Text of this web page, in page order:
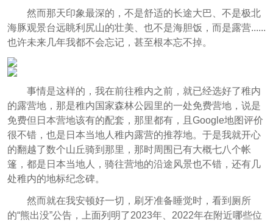
然而那天印象最深的，不是舒适的长途大巴、不是极北
海豚观景台远眺利尻山的壮美、也不是海胆饭，而是露营......
也许未来几年我都不会忘记，甚至根本忘不掉。
事情是这样的，我在前往稚内之前，就已经选好了稚内
的露营地，那是稚内国家森林公园里的一处免费营地，说是
免费但日本营地该有的配套，那里都有，且Google地图评价
很不错，也是日本当地人稚内露营的推荐地。于是我就开心
的翻越了数个山丘骑到那里，那时周围已有大概七八个帐
篷，都是日本当地人，骑往营地的沿途风景也不错，还有几
处稚内的地标纪念碑。
然而就在我安顿好一切，刷牙准备睡觉时，看到厕所
的“熊出没”公告，上面列明了2023年、2022年在附近哪些位